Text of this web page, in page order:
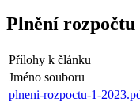
Plnění rozpočtu
Přílohy k článku
Jméno souboru
plneni-rozpoctu-1-